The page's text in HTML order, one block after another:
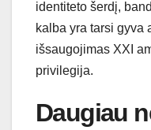
identiteto šerdį,
kalba yra tarsi gyva
išsaugojimas XXI
privilegija.
Daugiau